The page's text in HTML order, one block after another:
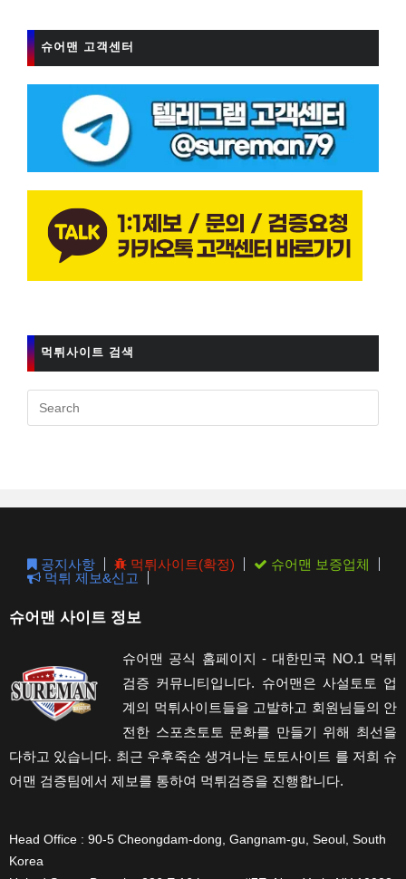
슈어맨 고객센터
먹튀사이트 검색
공지사항 먹튀사이트(확정)
슈어맨 보증업체
먹튀 제보&신고
슈어맨 사이트 정보
슈어맨 공식 홈페이지 - 대한민국 NO.1 먹튀
검증 커뮤니티입니다. 슈어맨은 사설토토 업
계의 먹튀사이트들을 고발하고 회원님들의 안
전한 스포츠토토 문화를 만들기 위해 최선을
다하고 있습니다. 최근 우후죽순 생겨나는 토토사이트 를 저희 슈
어맨 검증팀에서 제보를 통하여 먹튀검증을 진행합니다.
Head Office : 90-5 Cheongdam-dong, Gangnam-gu, Seoul, South
Korea